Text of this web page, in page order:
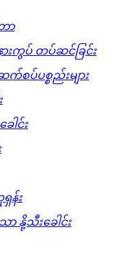
ာ
ားကွပ် တပ်ဆင်ခြင်း
ပ်ပစ္စည်းများ
ါင်း
န်း
ာ နို့သီးခေါင်း